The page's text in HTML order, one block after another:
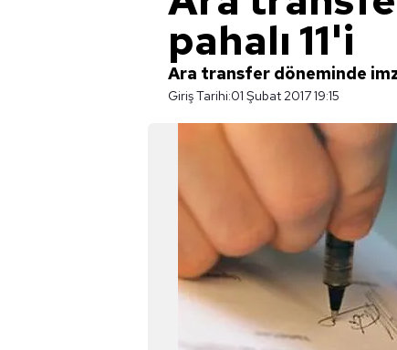
pahalı 11'i
Ara transfer döneminde
Giriş Tarihi:01 Şubat 2017 19:15